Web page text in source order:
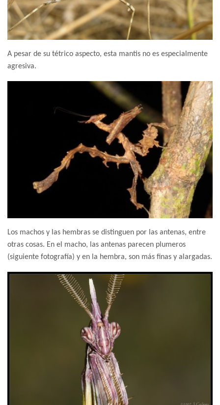
A pesar de su tétrico aspecto, esta mantis no es especialmente
agresiva.
Los machos y las hembras se distinguen por las antenas, entre
otras cosas. En el macho, las antenas parecen plumeros
(siguiente fotografía) y en la hembra, son más finas y alargadas.